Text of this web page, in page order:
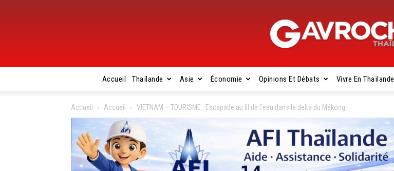
Gavroche
Thaïlande
Accueil Thaïlande Asie Économie Opinions Et Débats Vivre En Thaïlande
Accueil Accueil VIETNAM – TOURISME : Escapade au fil de l’eau dans le delta du Mékong